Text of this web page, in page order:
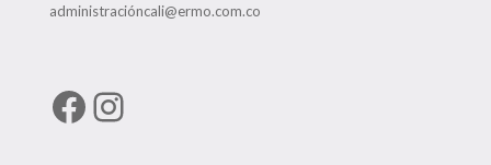
administracióncali@ermo.com.co
Facebook
Instagram